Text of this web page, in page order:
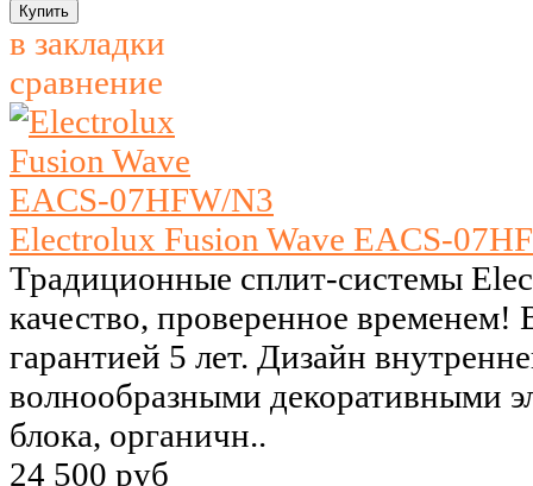
в закладки
сравнение
Electrolux Fusion Wave EACS-
Традиционные сплит-системы
качество, проверенное
гарантией 5 лет. Дизайн
волнообразными декоративными
блока, органичн..
24 500 руб